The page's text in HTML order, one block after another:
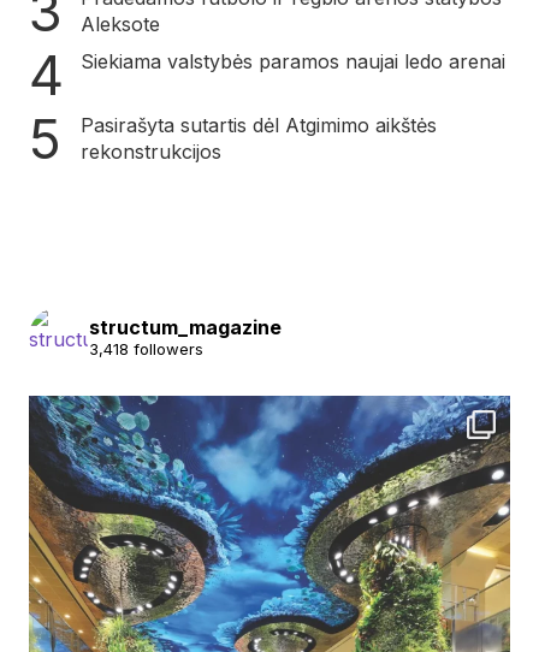
Aleksote
Siekiama valstybės paramos naujai ledo arenai
Pasirašyta sutartis dėl Atgimimo aikštės
rekonstrukcijos
structum_magazine
3,418 followers